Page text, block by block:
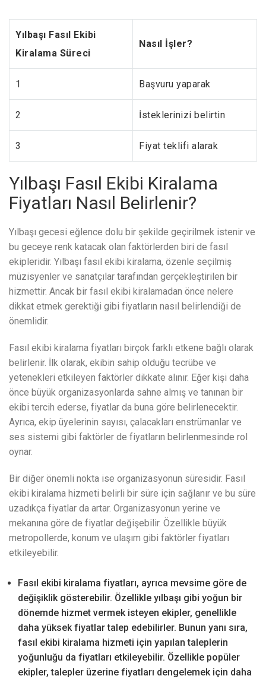
Yılbaşı Fasıl Ekibi
Kiralama Süreci
Nasıl İşler?
1 Başvuru yaparak
2 İsteklerinizi belirtin
3 Fiyat teklifi alarak
Yılbaşı Fasıl Ekibi Kiralama
Fiyatları Nasıl Belirlenir?
Yılbaşı gecesi eğlence dolu bir şekilde geçirilmek istenir ve
bu geceye renk katacak olan faktörlerden biri de fasıl
ekipleridir. Yılbaşı fasıl ekibi kiralama, özenle seçilmiş
müzisyenler ve sanatçılar tarafından gerçekleştirilen bir
hizmettir. Ancak bir fasıl ekibi kiralamadan önce nelere
dikkat etmek gerektiği gibi fiyatların nasıl belirlendiği de
önemlidir.
Fasıl ekibi kiralama fiyatları birçok farklı etkene bağlı olarak
belirlenir. İlk olarak, ekibin sahip olduğu tecrübe ve
yetenekleri etkileyen faktörler dikkate alınır. Eğer kişi daha
önce büyük organizasyonlarda sahne almış ve tanınan bir
ekibi tercih ederse, fiyatlar da buna göre belirlenecektir.
Ayrıca, ekip üyelerinin sayısı, çalacakları enstrümanlar ve
ses sistemi gibi faktörler de fiyatların belirlenmesinde rol
oynar.
Bir diğer önemli nokta ise organizasyonun süresidir. Fasıl
ekibi kiralama hizmeti belirli bir süre için sağlanır ve bu süre
uzadıkça fiyatlar da artar. Organizasyonun yerine ve
mekanına göre de fiyatlar değişebilir. Özellikle büyük
metropollerde, konum ve ulaşım gibi faktörler fiyatları
etkileyebilir.
Fasıl ekibi kiralama fiyatları, ayrıca mevsime göre de
değişiklik gösterebilir. Özellikle yılbaşı gibi yoğun bir
dönemde hizmet vermek isteyen ekipler, genellikle
daha yüksek fiyatlar talep edebilirler. Bunun yanı sıra,
fasıl ekibi kiralama hizmeti için yapılan taleplerin
yoğunluğu da fiyatları etkileyebilir. Özellikle popüler
ekipler, talepler üzerine fiyatları dengelemek için daha